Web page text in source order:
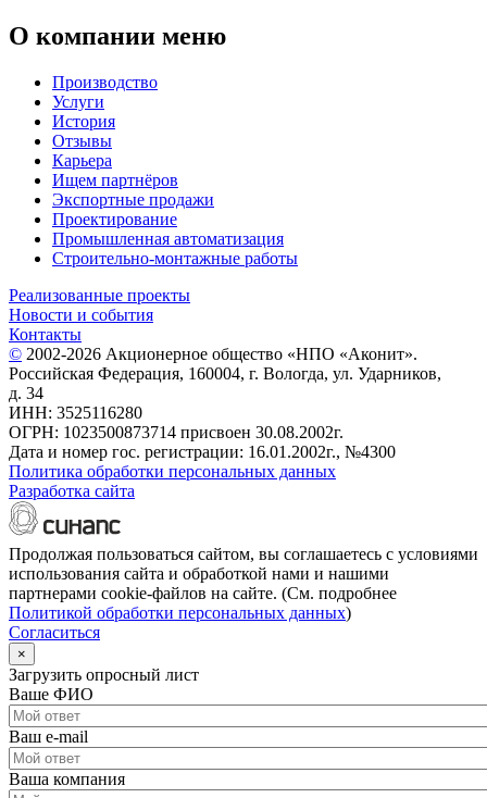
О компании меню
Производство
Услуги
История
Отзывы
Карьера
Ищем партнёров
Экспортные продажи
Проектирование
Промышленная автоматизация
Строительно-монтажные работы
Реализованные проекты
Новости и события
Контакты
© 2002-2026 Акционерное общество «НПО «Аконит».
Российская Федерация, 160004, г. Вологда, ул. Ударников,
д. 34
ИНН: 3525116280
ОГРН: 1023500873714 присвоен 30.08.2002г.
Дата и номер гос. регистрации: 16.01.2002г., №4300
Политика обработки персональных данных
Разработка сайта
Продолжая пользоваться сайтом, вы соглашаетесь с условиями
использования сайта и обработкой нами и нашими
партнерами cookie-файлов на сайте. (См. подробнее
Политикой обработки персональных данных)
Согласиться
×
Загрузить опросный лист
Ваше ФИО
Ваш e-mail
Ваша компания